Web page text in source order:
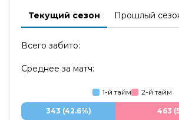
Текущий сезон Прошлый
Всего забито:
Среднее за матч:
1-й тайм 2-й тайм
343 (42.6%) 463